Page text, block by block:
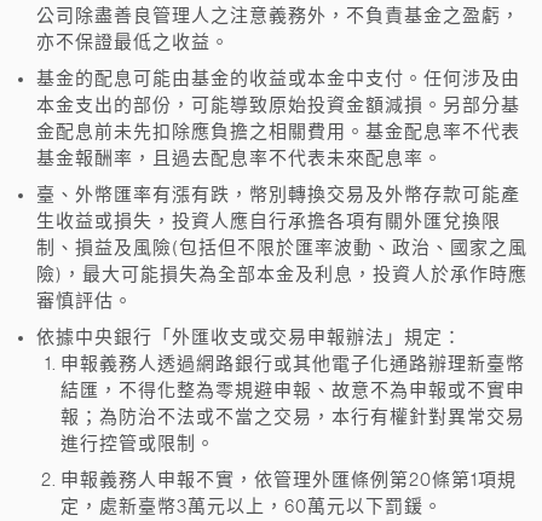
公司除盡善良管理人之注意義務外，不負責基金之盈虧，
亦不保證最低之收益。
基金的配息可能由基金的收益或本金中支付。任何涉及由
本金支出的部份，可能導致原始投資金額減損。另部分基
金配息前未先扣除應負擔之相關費用。基金配息率不代表
基金報酬率，且過去配息率不代表未來配息率。
臺、外幣匯率有漲有跌，幣別轉換交易及外幣存款可能產
生收益或損失，投資人應自行承擔各項有關外匯兌換限
制、損益及風險(包括但不限於匯率波動、政治、國家之風
險)，最大可能損失為全部本金及利息，投資人於承作時應
審慎評估。
依據中央銀行「外匯收支或交易申報辦法」規定：
申報義務人透過網路銀行或其他電子化通路辦理新臺幣
結匯，不得化整為零規避申報、故意不為申報或不實申
報；為防治不法或不當之交易，本行有權針對異常交易
進行控管或限制。
申報義務人申報不實，依管理外匯條例第20條第1項規
定，處新臺幣3萬元以上，60萬元以下罰鍰。